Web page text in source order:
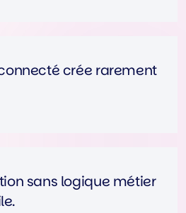
crée rarement
sans logique métier